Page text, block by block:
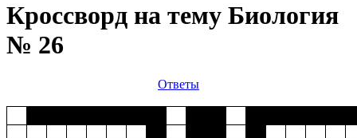
Кроссворд на тему Биология
№ 26
Ответы